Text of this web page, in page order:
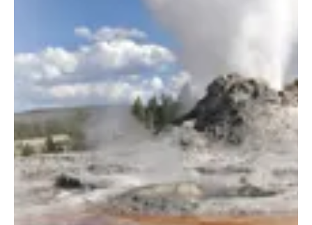
2010. jún. 23. 1 perc olvasás
Gépek, szerszámok, technológiák
Faapríték és pellet tüzelés
Fontos tisztában lenni azzal, hogy a berendezések szakszerű
telepítéséhez szükségesek a szakági tervezők (építész, villamos,
épületgépész) közreműködése, nagyobb készülékek esetén
statikus, környezetvédő tervező is. A tervező meghatározza a
beépítendő fűtőteljesítményt és tüzelési módot.